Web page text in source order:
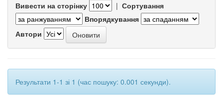
Вивести на сторінку | Сортування
Впорядкування
Автори
Результати 1-1 зі 1 (час пошуку: 0.001 секунди).